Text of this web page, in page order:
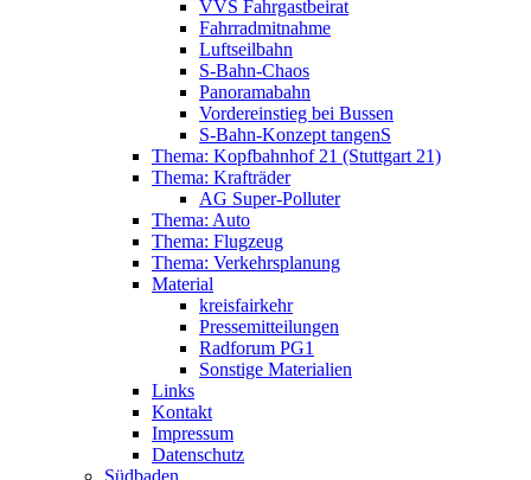
VVS Fahrgastbeirat
Fahrradmitnahme
Luftseilbahn
S-Bahn-Chaos
Panoramabahn
Vordereinstieg bei Bussen
S-Bahn-Konzept tangenS
Thema: Kopfbahnhof 21 (Stuttgart 21)
Thema: Krafträder
AG Super-Polluter
Thema: Auto
Thema: Flugzeug
Thema: Verkehrsplanung
Material
kreisfairkehr
Pressemitteilungen
Radforum PG1
Sonstige Materialien
Links
Kontakt
Impressum
Datenschutz
Südbaden